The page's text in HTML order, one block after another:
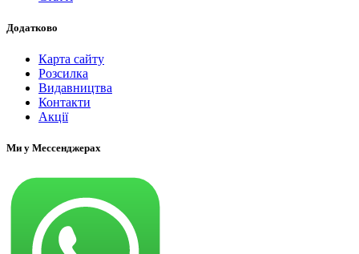
Додатково
Карта сайту
Розсилка
Видавництва
Контакти
Акції
Ми у Мессенджерах